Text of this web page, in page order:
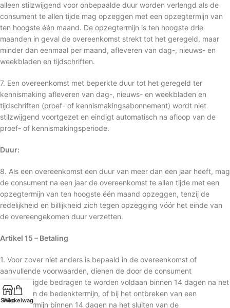
alleen stilzwijgend voor onbepaalde duur worden verlengd als de
consument te allen tijde mag opzeggen met een opzegtermijn van
ten hoogste één maand. De opzegtermijn is ten hoogste drie
maanden in geval de overeenkomst strekt tot het geregeld, maar
minder dan eenmaal per maand, afleveren van dag-, nieuws- en
weekbladen en tijdschriften.
7. Een overeenkomst met beperkte duur tot het geregeld ter
kennismaking afleveren van dag-, nieuws- en weekbladen en
tijdschriften (proef- of kennismakingsabonnement) wordt niet
stilzwijgend voortgezet en eindigt automatisch na afloop van de
proef- of kennismakingsperiode.
Duur:
8. Als een overeenkomst een duur van meer dan een jaar heeft, mag
de consument na een jaar de overeenkomst te allen tijde met een
opzegtermijn van ten hoogste één maand opzeggen, tenzij de
redelijkheid en billijkheid zich tegen opzegging vóór het einde van
de overeengekomen duur verzetten.
Artikel 15 – Betaling
1. Voor zover niet anders is bepaald in de overeenkomst of
aanvullende voorwaarden, dienen de door de consument
verschuldigde bedragen te worden voldaan binnen 14 dagen na het
ingaan van de bedenktermijn, of bij het ontbreken van een
bedenktermijn binnen 14 dagen na het sluiten van de
Shop
Winkelwagen